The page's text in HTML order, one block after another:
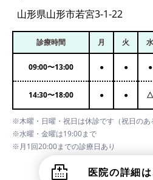
山形県山形市若宮3-1-22
診療時間 月 火 水
09:00〜13:00 ● ● ●
14:30〜18:00 ● ● △
※木曜・日曜・祝日は休診です（祝日のあ
※水曜・金曜は19:00まで
※月1回20:00までの診療日あり
医院の詳細